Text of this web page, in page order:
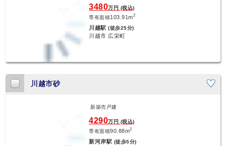
3480万円 (税込)
専有面積103.91m2
川越駅(徒歩25分)
川越市 広栄町
川越市砂
新築売戸建
4290万円 (税込)
専有面積90.88m2
新河岸駅 (徒歩5分)